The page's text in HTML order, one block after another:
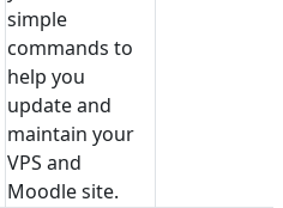
simple
commands to
help you
update and
maintain your
VPS and
Moodle site.